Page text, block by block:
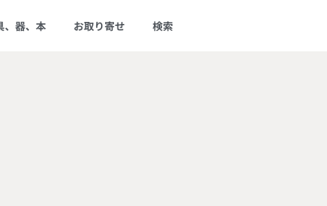
、器、本 お取り寄せ 検索